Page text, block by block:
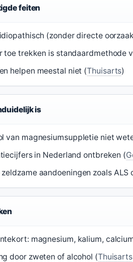
feiten
(zonder directe
toe trekken is standaardmethode
helpen meestal niet (Thuisarts)
is
van magnesiumsuppletie niet
in Nederland ontbreken (
aandoeningen zoals ALS
magnesium, kalium,
door zweten of alcohol (Thuisarts